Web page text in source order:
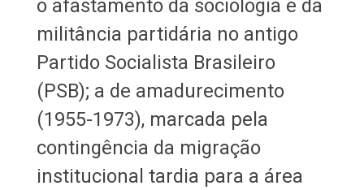
o afastamento da sociologia e da
militância partidária no antigo
Partido Socialista Brasileiro
(PSB); a de amadurecimento
(1955-1973), marcada pela
contingência da migração
institucional tardia para a área